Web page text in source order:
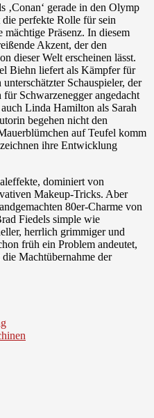
‚Conan‘ gerade in den Olymp
perfekte Rolle für sein
mächtige Präsenz. In diesem
Akzent, der den
dieser Welt erscheinen lässt.
Biehn liefert als Kämpfer für
Schauspieler, der
Schwarzenegger angedacht
Linda Hamilton als Sarah
begehen nicht den
auf Teufel komm
ihre Entwicklung
dominiert von
Makeup-Tricks. Aber
80er-Charme von
Fiedels simple wie
herrlich grimmiger und
früh ein Problem andeutet,
Machtübernahme der